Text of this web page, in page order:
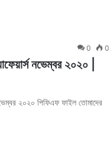
0 0
নভেম্বর ২০২০ |
২০২০ পিফিএফ ফাইল তোমাদের